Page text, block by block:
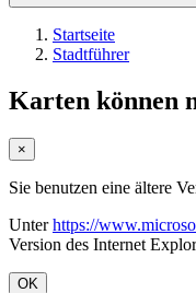
Startseite
Stadtführer
Karten können
×
Sie benutzen eine ältere
Unterhttps://
Version des Internet
OK